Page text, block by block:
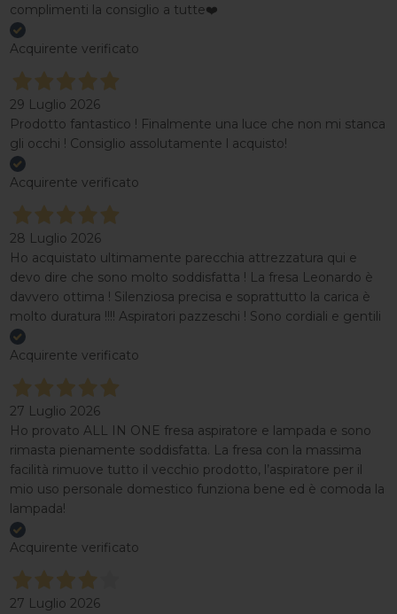
complimenti la consiglio a tutte❤️
Acquirente verificato
29 Luglio 2026
Prodotto fantastico ! Finalmente una luce che non mi stanca
gli occhi ! Consiglio assolutamente l acquisto!
Acquirente verificato
28 Luglio 2026
Ho acquistato ultimamente parecchia attrezzatura qui e
devo dire che sono molto soddisfatta ! La fresa Leonardo è
davvero ottima ! Silenziosa precisa e soprattutto la carica è
molto duratura !!!! Aspiratori pazzeschi ! Sono cordiali e gentili
Acquirente verificato
27 Luglio 2026
Ho provato ALL IN ONE fresa aspiratore e lampada e sono
rimasta pienamente soddisfatta. La fresa con la massima
facilità rimuove tutto il vecchio prodotto, l’aspiratore per il
mio uso personale domestico funziona bene ed è comoda la
lampada!
Acquirente verificato
27 Luglio 2026